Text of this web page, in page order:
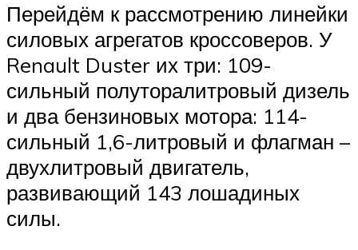
Перейдём к рассмотрению линейки
силовых агрегатов кроссоверов. У
Renault Duster их три: 109-
сильный полуторалитровый дизель
и два бензиновых мотора: 114-
сильный 1,6-литровый и флагман –
двухлитровый двигатель,
развивающий 143 лошадиных
силы.